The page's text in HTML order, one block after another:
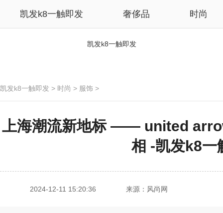
凯发k8一触即发 奢侈品 时尚
凯发k8一触即发
凯发k8一触即发 > 时尚 > 服饰 >
上海潮流新地标 —— united
相 -凯发k8一
2024-12-11 15:20:36 来源：风尚网